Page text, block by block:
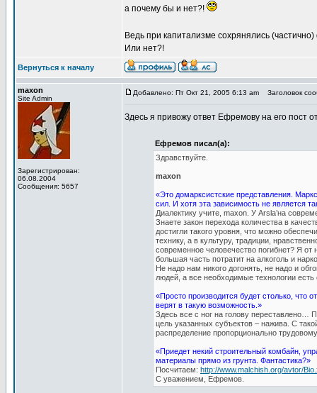
а почему бы и нет?!
Ведь при капитализме сохрянялись
Или нет?!
Вернуться к началу
maxon
Site Admin
Зарегистрирован:
06.08.2004
Сообщения: 5657
Добавлено: Пт Окт 21, 2005 6:13 am Заголовок
Здесь я привожу ответ Ефремову на его пост
Ефремов писал(а):
Здравствуйте.
maxon
«Это домарксистские представления.
сил. И хотя эта зависимость не является
Диалектику учите, maxon. У Arsla’на
Знаете закон перехода количества в
достигли такого уровня, что можно
технику, а в культуру, традиции,
современное человечество погибнет? Я от
большая часть потратит на алкоголь и
Не надо нам никого догонять, не надо и
людей, а все необходимые технологии
«Просто производится будет столько, что
верят в такую возможность.»
Здесь все с ног на голову переставлено…
цель указанных субъектов – нажива. С
распределение пропорционально
«Приедет некий строительный комбайн,
материалы прямо из грунта. Фантастика?»
Посчитаем: http://www.malchish.org/avtor/
С уважением, Ефремов.